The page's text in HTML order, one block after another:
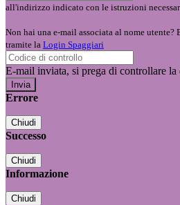
all'indirizzo indicato con le istruzioni
Non hai una e-mail associata al nome utente?
tramite la Login Spaggiari
E-mail inviata, si prega di controllare la
Errore
Chiudi
Successo
Chiudi
Informazione
Chiudi